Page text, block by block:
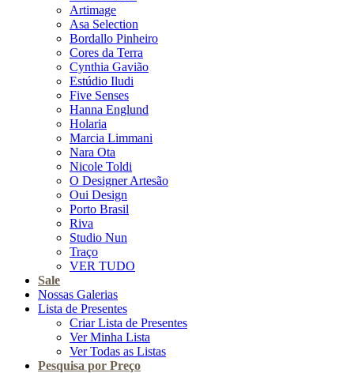
Artimage
Asa Selection
Bordallo Pinheiro
Cores da Terra
Cynthia Gavião
Estúdio Iludi
Five Senses
Hanna Englund
Holaria
Marcia Limmani
Nara Ota
Nicole Toldi
O Designer Artesão
Oui Design
Porto Brasil
Riva
Studio Nun
Traço
VER TUDO
Sale
Nossas Galerias
Lista de Presentes
Criar Lista de Presentes
Ver Minha Lista
Ver Todas as Listas
Pesquisa por Preço